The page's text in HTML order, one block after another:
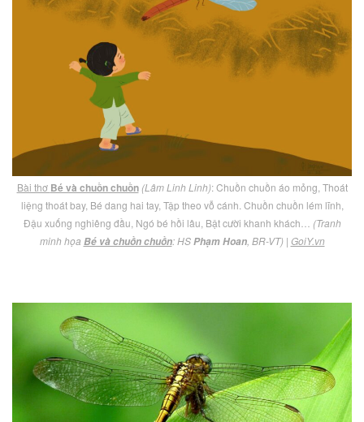
Bài thơ Bé và chuồn chuồn (Lâm Linh Linh): Chuồn chuồn áo mỏng, Thoát
liệng thoát bay, Bé dang hai tay, Tập theo vỗ cánh. Chuồn chuồn lém lĩnh,
Đậu xuống nghiêng đầu, Ngó bé hồi lâu, Bật cười khanh khách… (Tranh
minh họa Bé và chuồn chuồn: HSPhạm Hoan, BR-VT)| GoiY.vn